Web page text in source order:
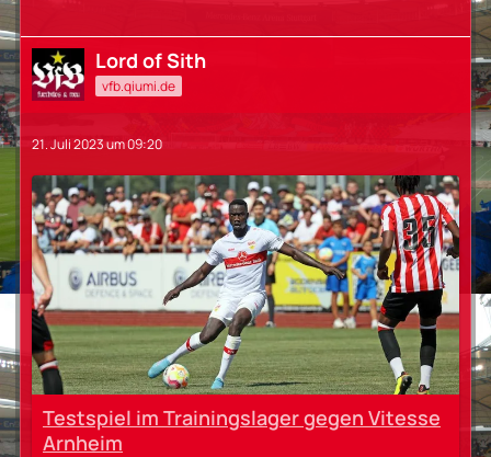
Lord of Sith
vfb.qiumi.de
21. Juli 2023 um 09:20
Testspiel im Trainingslager gegen Vitesse
Arnheim